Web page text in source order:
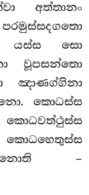
අත්තානං
යස්ස සො
වූපසන්තො
ඤාණග්ගිනා
කොධස්ස
–